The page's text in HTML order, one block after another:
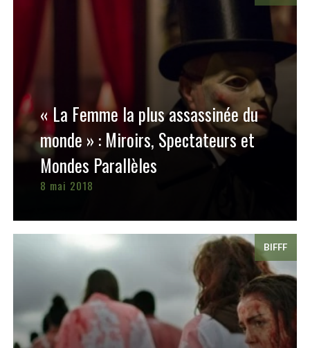
« La Femme la plus assassinée du
monde » : Miroirs, Spectateurs et
Mondes Parallèles
8 mai 2018
BIFFF